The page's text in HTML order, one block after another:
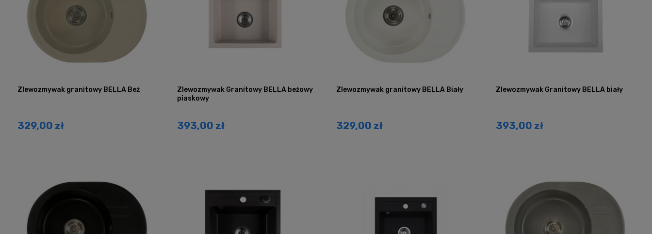
Zlewozmywak granitowy BELLA Beż
329,00 zł
Zlewozmywak Granitowy BELLA beżowy
piaskowy
393,00 zł
Zlewozmywak granitowy BELLA Biały
329,00 zł
Zlewozmywak Granitowy BELLA biały
393,00 zł